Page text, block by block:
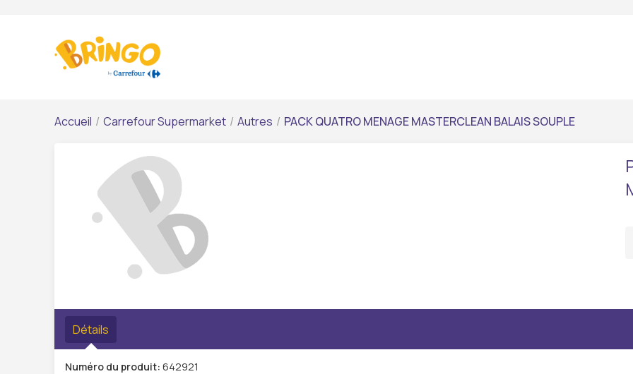
Accueil / Carrefour Supermarket / Autres / PACK QUATRO MENAGE MASTERCLEAN BALAIS SOUPLE
Détails
Numéro du produit: 642921